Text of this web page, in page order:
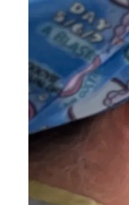
Anuncie no Portal
Guia de Empresas
Divulgar VagasNovo
Publicidade Legal
Negócios Regionais
Turismo
Segurança Regional
Hospitais Estaduais
Parques & Represas
Cidades da Região
Santana de Parnaíba
Osasco
Anuncie Regional
Guia de Empresas
Vagas na Região